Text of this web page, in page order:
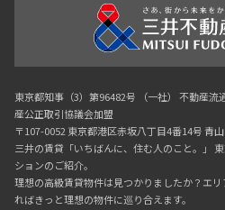
東京都知事（3）第96482号 （一社） 不動産
産公正取引協議会加盟
〒107-0052 東京都港区赤坂八丁目4番14号 青
三井の賃貸「いちばんに、住む人のこと。」
ションのご紹介。
理想の高級賃貸物件は見つかりましたか？エ
ればきっと理想の物件に巡り合えます。